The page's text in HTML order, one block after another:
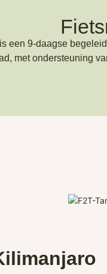
een 9-daagse
met ondersteuning